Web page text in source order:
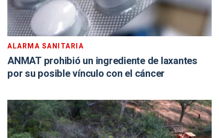
ALARMA SANITARIA
ANMAT prohibió un ingrediente de laxantes
por su posible vínculo con el cáncer